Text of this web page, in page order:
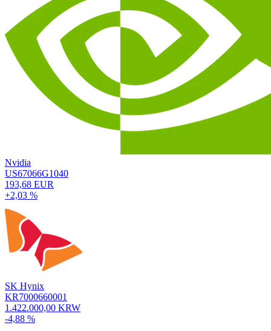
Nvidia
US67066G1040
193,68 EUR
+2,03 %
SK Hynix
KR7000660001
1.422.000,00 KRW
-4,88 %